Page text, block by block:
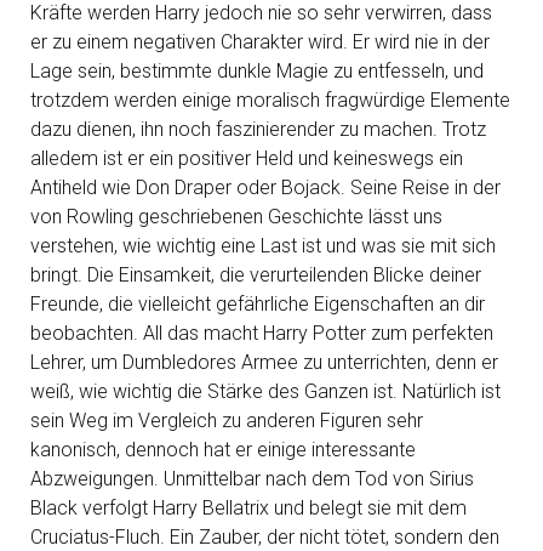
Kräfte werden Harry jedoch nie so sehr verwirren, dass
er zu einem negativen Charakter wird. Er wird nie in der
Lage sein, bestimmte dunkle Magie zu entfesseln, und
trotzdem werden einige moralisch fragwürdige Elemente
dazu dienen, ihn noch faszinierender zu machen. Trotz
alledem ist er ein positiver Held und keineswegs ein
Antiheld wie Don Draper oder Bojack. Seine Reise in der
von Rowling geschriebenen Geschichte lässt uns
verstehen, wie wichtig eine Last ist und was sie mit sich
bringt. Die Einsamkeit, die verurteilenden Blicke deiner
Freunde, die vielleicht gefährliche Eigenschaften an dir
beobachten. All das macht Harry Potter zum perfekten
Lehrer, um Dumbledores Armee zu unterrichten, denn er
weiß, wie wichtig die Stärke des Ganzen ist. Natürlich ist
sein Weg im Vergleich zu anderen Figuren sehr
kanonisch, dennoch hat er einige interessante
Abzweigungen. Unmittelbar nach dem Tod von Sirius
Black verfolgt Harry Bellatrix und belegt sie mit dem
Cruciatus-Fluch. Ein Zauber, der nicht tötet, sondern den